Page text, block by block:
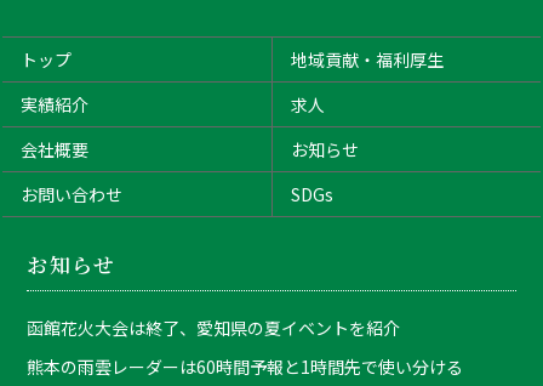
トップ
地域貢献・福利厚生
実績紹介
求人
会社概要
お知らせ
お問い合わせ
SDGs
お知らせ
函館花火大会は終了、愛知県の夏イベントを紹介
熊本の雨雲レーダーは60時間予報と1時間先で使い分ける